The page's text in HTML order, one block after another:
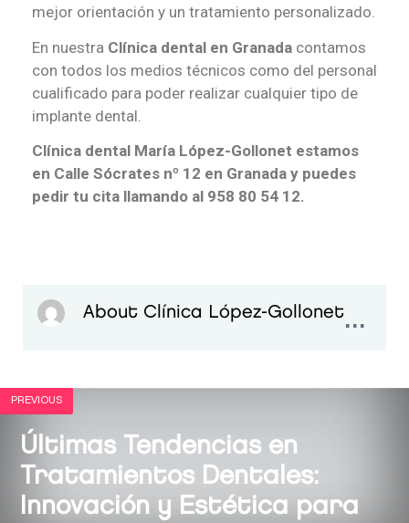
mejor orientación y un tratamiento personalizado.
En nuestra Clínica dental en Granada contamos
con todos los medios técnicos como del personal
cualificado para poder realizar cualquier tipo de
implante dental.
Clínica dental María López-Gollonet estamos
en Calle Sócrates nº 12 en Granada y puedes
pedir tu cita llamando al 958 80 54 12.
About Clínica López-Gollonet...
PREVIOUS
Últimas Tendencias en
Tratamientos Dentales:
Innovación y Estética para